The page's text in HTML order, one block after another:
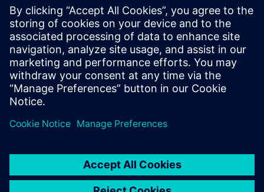
PreBilt™ offers a suite of out of the box mobile solutions
that cover end-to-end SAP supply chain processes (IM, WM
& EWM). Compatible with both SAP ECC and S/4HANA,
PreBilt is designed with the end user in mind, with an
intuitive...
Докладніше